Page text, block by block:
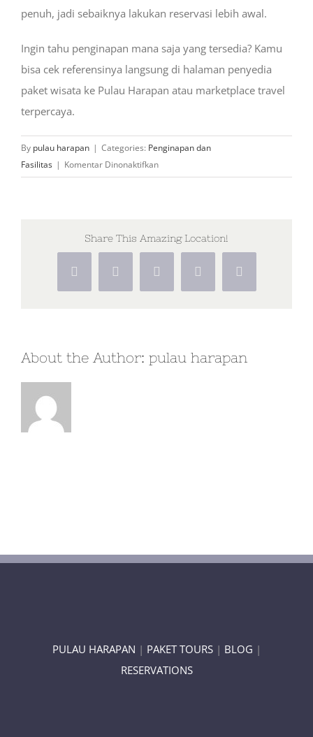
penuh, jadi sebaiknya lakukan reservasi lebih awal.
Ingin tahu penginapan mana saja yang tersedia? Kamu
bisa cek referensinya langsung di halaman penyedia
paket wisata ke Pulau Harapan atau marketplace travel
terpercaya.
By pulau harapan | Categories: Penginapan dan
Fasilitas | Komentar Dinonaktifkanpada
Apakah
Harapan
ber-
Share This Amazing Location!
Facebook
X WhatsAppPinterestVk
About the Author: pulau harapan
PULAU HARAPAN | PAKET TOURS| BLOG |
RESERVATIONS